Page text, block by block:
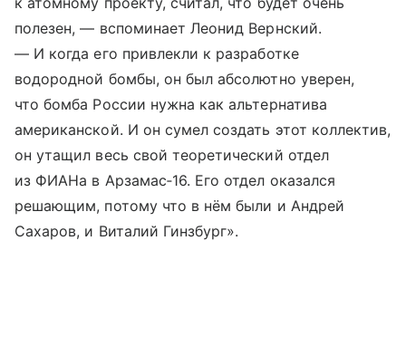
полезен, — вспоминает Леонид Вернский.
— И когда его привлекли к разработке
водородной бомбы, он был абсолютно уверен,
что бомба России нужна как альтернатива
американской. И он сумел создать этот коллектив,
он утащил весь свой теоретический отдел
из ФИАНа в Арзамас‑16. Его отдел оказался
решающим, потому что в нём были и Андрей
Сахаров, и Виталий Гинзбург».